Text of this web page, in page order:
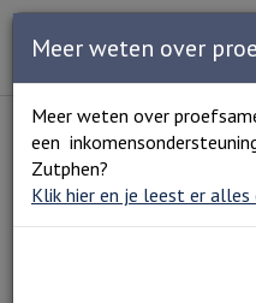
Open en sluit het
Menu
Lees voor
Uitleg woorden
Simpele tekst
Home Zorg en welzijn
Meer weten over
Meer weten over
een
Zutphen?
Klik hier en je leest er alles